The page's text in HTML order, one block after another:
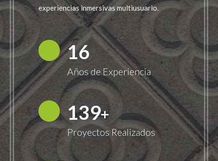
experiencias inmersivas multiusuario.
18
Años de Experiencia
149+
Proyectos Realizados